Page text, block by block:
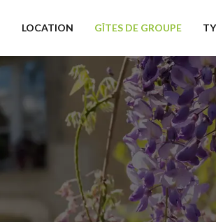
LOCATION GÎTES DE GROUPE